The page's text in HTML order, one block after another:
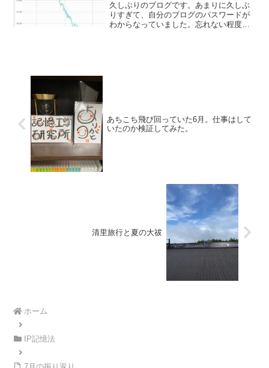
久しぶりのブログです。あまりに久しぶ
りすぎて、自分のブログのパスワードが
わからなっていました。忘れない程度に
あちこち飛び回っていた6月。仕事はして
いたのか検証してみた。
清里旅行と夏の大祓
ホーム
IP記憶法